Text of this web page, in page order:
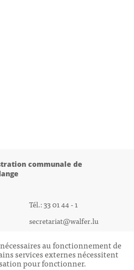
communale de
Tél.: 33 01 44 - 1
secretariat@walfer.lu
au fonctionnement de
services externes nécessitent
pour fonctionner.